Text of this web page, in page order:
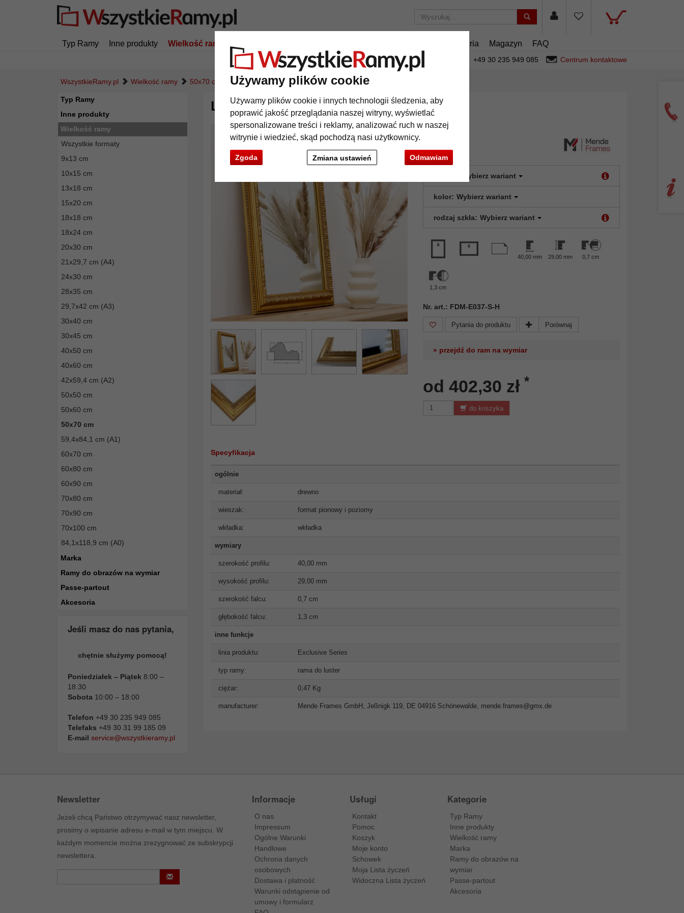
Używamy plików cookie
Używamy plików cookie i innych technologii śledzenia, aby
poprawić jakość przeglądania naszej witryny, wyświetlać
spersonalizowane treści i reklamy, analizować ruch w naszej
witrynie i wiedzieć, skąd pochodzą nasi użytkownicy.
Zgoda Odmawiam
Zmiana ustawień
Typ Ramy Inne produkty Wielkość ramy Akcesoria Magazyn FAQ
Tylko 25,95 zł za wysyłkę. +49 30 235 949 085 Centrum kontaktowe
WszystkieRamy.pl Wielkość ramy 50x70 cm Lustro na ścianę Glymur
Typ Ramy
Inne produkty
Wielkość ramy
Wszystkie formaty
9x13 cm
10x15 cm
13x18 cm
15x20 cm
18x18 cm
18x24 cm
20x30 cm
21x29,7 cm (A4)
24x30 cm
28x35 cm
29,7x42 cm (A3)
30x40 cm
30x45 cm
40x50 cm
40x60 cm
42x59,4 cm (A2)
50x50 cm
50x60 cm
50x70 cm
59,4x84,1 cm (A1)
60x70 cm
60x80 cm
60x90 cm
70x80 cm
70x90 cm
70x100 cm
84,1x118,9 cm (A0)
Marka
Ramy do obrazów na wymiar
Passe-partout
Akcesoria
Jeśli masz do nas pytania,
chętnie służymy pomocą!
Poniedziałek – Piątek 8:00 –
18:30
Sobota 10:00 – 18:00
Telefon +49 30 235 949 085
Telefaks +49 30 31 99 185 09
E-mail service@wszystkieramy.pl
Lustro na ścianę Glymur
Wybierz wariant
kolor: Wybierz wariant
rodzaj szkła: Wybierz wariant
40,00 mm 29,00 mm 0,7 cm
1,3 cm
Nr. art.: FDM-E037-S-H
Pytania do produktu Porównaj
» przejdź do ram na wymiar
od 402,30 zł *
do koszyka
Specyfikacja
ogólnie
materiał: drewno
wieszak: format pionowy i poziomy
wkładka: wkładka
wymiary
szerokość profilu: 40,00 mm
wysokość profilu: 29,00 mm
szerokość falcu: 0,7 cm
głębokość falcu: 1,3 cm
inne funkcje
linia produktu: Exclusive Series
typ ramy: rama do luster
ciężar: 0,47 Kg
manufacturer: Mende Frames GmbH, Jeßnigk 119, DE 04916 Schönewalde, mende.frames@gmx.de
Newsletter
Jeżeli chcą Państwo otrzymywać nasz newsletter,
prosimy o wpisanie adresu e-mail w tym miejscu. W
każdym momencie można zrezygnować ze subskrypcji
newslettera.
Informacje
O nas
Impressum
Ogólne Warunki
Handlowe
Ochrona danych
osobowych
Dostawa i platność
Warunki odstąpienie od
umowy i formularz
Usługi
Kontakt
Pomoc
Koszyk
Moje konto
Schowek
Moja Lista życzeń
Widoczna Lista życzeń
Kategorie
Typ Ramy
Inne produkty
Wielkość ramy
Marka
Ramy do obrazów na
wymiar
Passe-partout
Akcesoria